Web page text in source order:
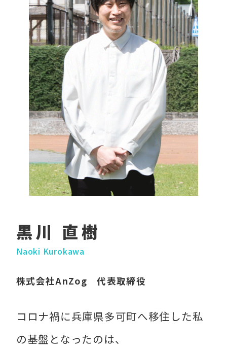
黒川 直樹
Naoki Kurokawa
株式会社AnZog 代表取締役
コロナ禍に兵庫県多可町へ移住した私
の基盤となったのは、